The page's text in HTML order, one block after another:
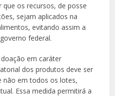
os recursos, de posse
sejam aplicados na
evitando assim a
federal.
em caráter
dos produtos deve ser
não em todos os lotes,
Essa medida permitirá a